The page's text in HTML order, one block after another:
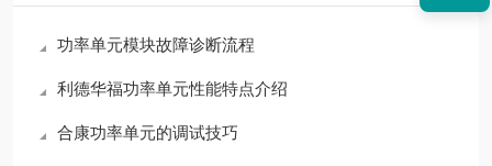
功率单元模块故障诊断流程
利德华福功率单元性能特点介绍
合康功率单元的调试技巧